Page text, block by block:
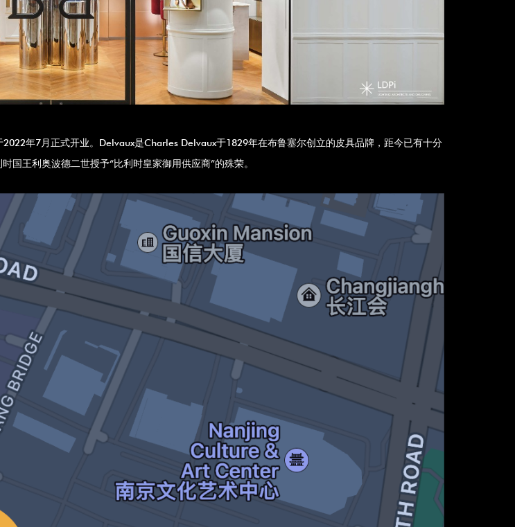
年7月正式开业。Delvaux是Charles Delvaux于1829年在布鲁塞尔创立的皮具品牌，距今已有十分
国王利奥波德二世授予“比利时皇家御用供应商”的殊荣。